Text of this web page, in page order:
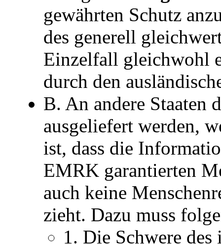
gewährten Schutz
des generell
Einzelfall gleichwohl
durch den
B. An andere Staaten
ausgeliefert werden,
ist, dass die
EMRK garantierten
auch keine
zieht. Dazu muss
1. Die Schwere des